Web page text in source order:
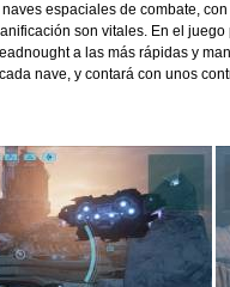
espaciales de combate,
son vitales. En el
a las más rápidas y
nave, y contará con unos